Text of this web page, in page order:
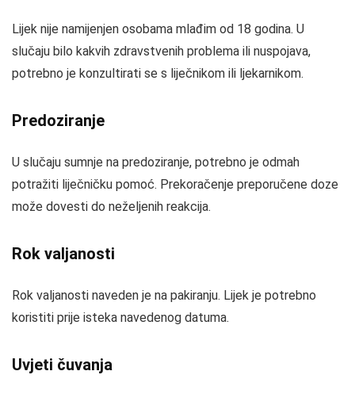
Lijek nije namijenjen osobama mlađim od 18 godina. U
slučaju bilo kakvih zdravstvenih problema ili nuspojava,
potrebno je konzultirati se s liječnikom ili ljekarnikom.
Predoziranje
U slučaju sumnje na predoziranje, potrebno je odmah
potražiti liječničku pomoć. Prekoračenje preporučene doze
može dovesti do neželjenih reakcija.
Rok valjanosti
Rok valjanosti naveden je na pakiranju. Lijek je potrebno
koristiti prije isteka navedenog datuma.
Uvjeti čuvanja